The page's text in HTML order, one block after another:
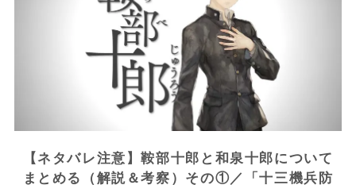
【ネタバレ注意】鞍部十郎と和泉十郎について
まとめる（解説＆考察）その①／「十三機兵防